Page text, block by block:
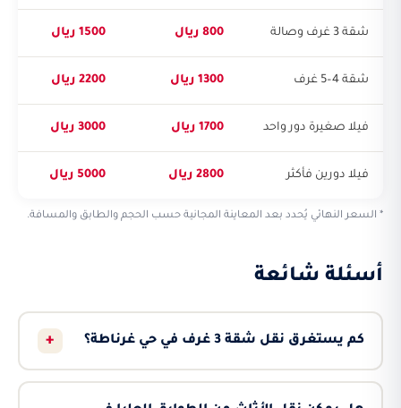
شقة 3 غرف وصالة 800 ريال 1500 ريال
شقة 4–5 غرف 1300 ريال 2200 ريال
فيلا صغيرة دور واحد 1700 ريال 3000 ريال
فيلا دورين فأكثر 2800 ريال 5000 ريال
* السعر النهائي يُحدد بعد المعاينة المجانية حسب الحجم والطابق والمسافة.
أسئلة شائعة
كم يستغرق نقل شقة 3 غرف في حي غرناطة؟ +